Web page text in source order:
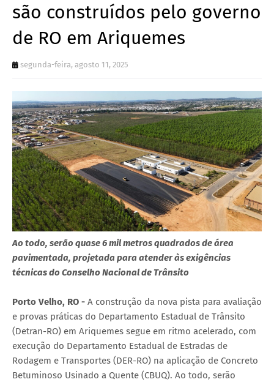
são construídos pelo governo
de RO em Ariquemes
segunda-feira, agosto 11, 2025
Ao todo, serão quase 6 mil metros quadrados de área
pavimentada, projetada para atender às exigências
técnicas do Conselho Nacional de Trânsito
Porto Velho, RO - A construção da nova pista para avaliação
e provas práticas do Departamento Estadual de Trânsito
(Detran-RO) em Ariquemes segue em ritmo acelerado, com
execução do Departamento Estadual de Estradas de
Rodagem e Transportes (DER-RO) na aplicação de Concreto
Betuminoso Usinado a Quente (CBUQ). Ao todo, serão